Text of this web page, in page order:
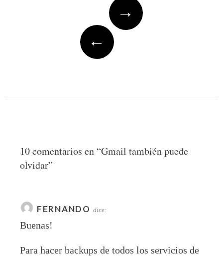
→
←
10 comentarios en “Gmail también puede
olvidar”
FERNANDO dice:
Buenas!
Para hacer backups de todos los servicios de